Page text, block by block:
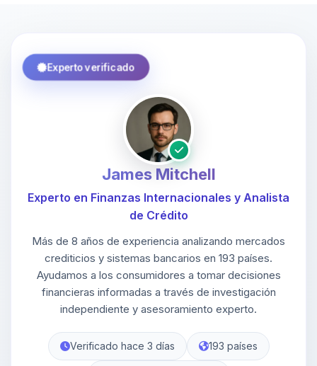
Experto verificado
James Mitchell
Experto en Finanzas Internacionales y Analista
de Crédito
Más de 8 años de experiencia analizando mercados
crediticios y sistemas bancarios en 193 países.
Ayudamos a los consumidores a tomar decisiones
financieras informadas a través de investigación
independiente y asesoramiento experto.
Verificado hace 3 días 193 países